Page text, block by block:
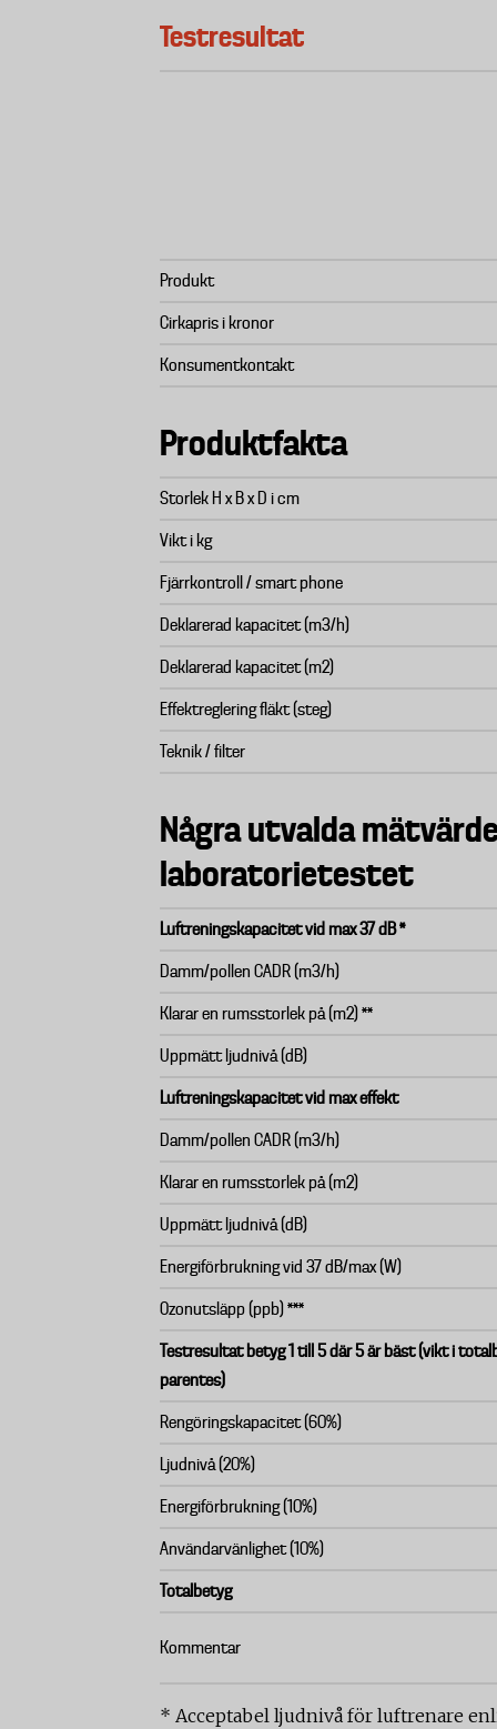
Testresultat
Produkt
Cirkapris i kronor
Konsumentkontakt
Produktfakta
Storlek H x B x D i cm
Vikt i kg
Fjärrkontroll / smart phone
Deklarerad kapacitet (m3/h)
Deklarerad kapacitet (m2)
Effektreglering fläkt (steg)
Teknik / filter
Några utvalda
laboratorietestet
Luftreningskapacitet vid max 37 dB *
Damm/pollen CADR (m3/h)
Klarar en rumsstorlek på (m2) **
Uppmätt ljudnivå (dB)
Luftreningskapacitet vid max effekt
Damm/pollen CADR (m3/h)
Klarar en rumsstorlek på (m2)
Uppmätt ljudnivå (dB)
Energiförbrukning vid 37 dB/max (W)
Ozonutsläpp (ppb) ***
Testresultat betyg 1 till 5 där 5 är bäst (vikt i
parentes)
Rengöringskapacitet (60%)
Ljudnivå (20%)
Energiförbrukning (10%)
Användarvänlighet (10%)
Totalbetyg
Kommentar
* Acceptabel ljudnivå för luftrenare